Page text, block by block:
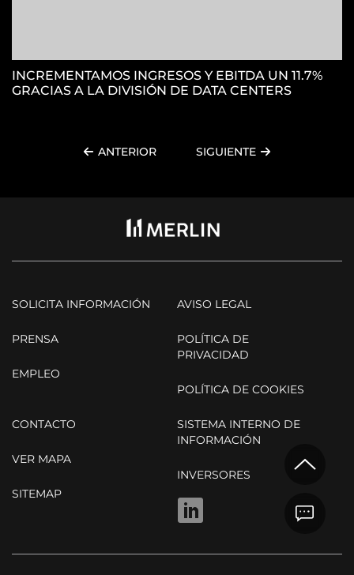
INCREMENTAMOS INGRESOS Y EBITDA UN 11.7%
GRACIAS A LA DIVISIÓN DE DATA CENTERS
ANTERIOR SIGUIENTE
SOLICITA INFORMACIÓN
PRENSA
EMPLEO
AVISO LEGAL
POLÍTICA DE
PRIVACIDAD
POLÍTICA DE COOKIES
CONTACTO
VER MAPA
SITEMAP
SISTEMA INTERNO DE
INFORMACIÓN
INVERSORES
LINKEDIN